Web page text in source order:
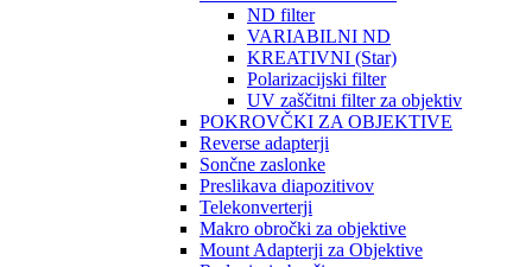
ND filter
VARIABILNI ND
KREATIVNI (Star)
Polarizacijski filter
UV zaščitni filter za objektiv
POKROVČKI ZA OBJEKTIVE
Reverse adapterji
Sončne zaslonke
Preslikava diapozitivov
Telekonverterji
Makro obročki za objektive
Mount Adapterji za Objektive